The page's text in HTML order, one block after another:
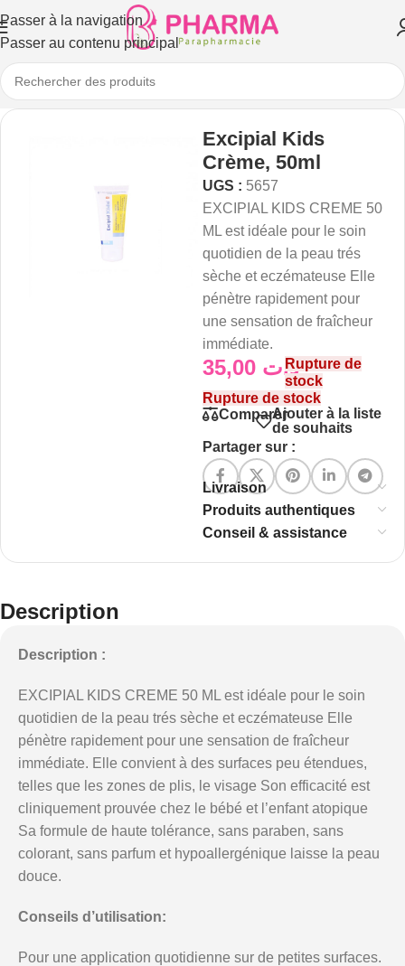
Passer à la navigation
Passer au contenu principal
Excipial Kids
Crème, 50ml
UGS : 5657
EXCIPIAL KIDS CREME 50
ML est idéale pour le soin
quotidien de la peau trés
sèche et eczémateuse Elle
pénètre rapidement pour
une sensation de fraîcheur
immédiate.
د.تRupture de
stock
Rupture de stock
ComparerAjouter à la liste
de souhaits
Partager sur :
Livraison
Produits authentiques
Conseil & assistance
Description
Description :
EXCIPIAL KIDS CREME 50 ML est idéale pour le soin
quotidien de la peau trés sèche et eczémateuse Elle
pénètre rapidement pour une sensation de fraîcheur
immédiate. Elle convient à des surfaces peu étendues,
telles que les zones de plis, le visage Son efficacité est
cliniquement prouvée chez le bébé et l’enfant atopique
Sa formule de haute tolérance, sans paraben, sans
colorant, sans parfum et hypoallergénique laisse la peau
douce.
Conseils d’utilisation:
Pour une application quotidienne sur de petites surfaces.